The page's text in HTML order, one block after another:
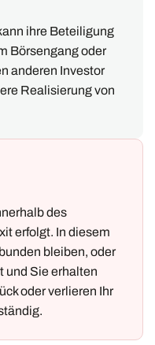
ihre Beteiligung
Börsengang oder
anderen Investor
Realisierung von
des
erfolgt. In diesem
bleiben, oder
und Sie erhalten
oder verlieren Ihr